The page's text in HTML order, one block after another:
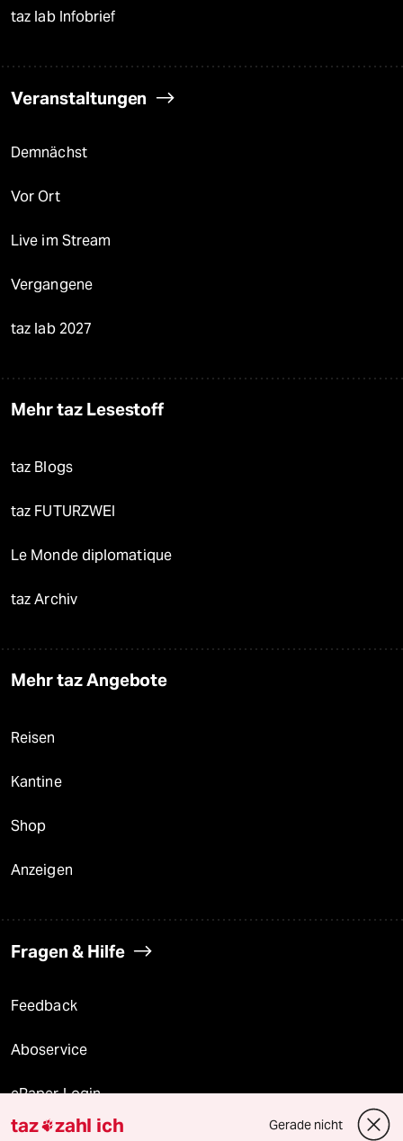
taz lab Infobrief
Veranstaltungen
Demnächst
Vor Ort
Live im Stream
Vergangene
taz lab 2027
Mehr taz Lesestoff
taz Blogs
taz FUTURZWEI
Le Monde diplomatique
taz Archiv
Mehr taz Angebote
Reisen
Kantine
Shop
Anzeigen
Fragen & Hilfe
Feedback
Aboservice
ePaper Login
taz zahl ich Gerade nicht